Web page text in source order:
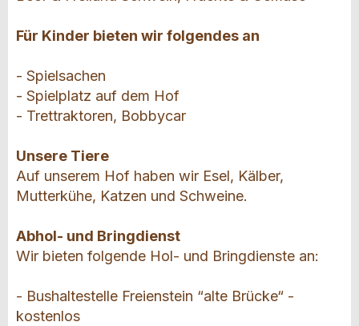
Für Kinder bieten wir folgendes an
- Spielsachen
- Spielplatz auf dem Hof
- Trettraktoren, Bobbycar
Unsere Tiere
Auf unserem Hof haben wir Esel, Kälber,
Mutterkühe, Katzen und Schweine.
Abhol- und Bringdienst
Wir bieten folgende Hol- und Bringdienste an:
- Bushaltestelle Freienstein “alte Brücke“ -
kostenlos